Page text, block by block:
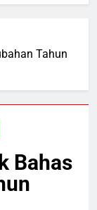
Tahun
Bahas